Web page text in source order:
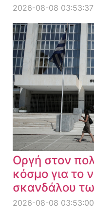
2026-08-08 03:53:37
Οργή στον
κόσμο για το
σκανδάλου
2026-08-08 03:53:00